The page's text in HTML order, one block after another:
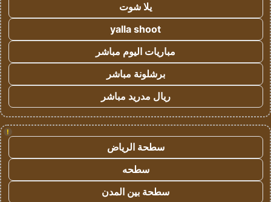
يلا شوت
yalla shoot
مباريات اليوم مباشر
برشلونة مباشر
ريال مدريد مباشر
!
سطحة الرياض
سطحه
سطحة بين المدن